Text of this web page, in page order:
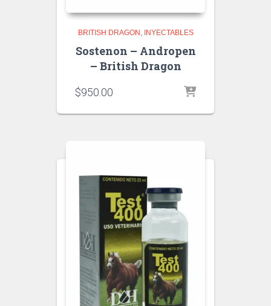
BRITISH DRAGON INYECTABLES
Sostenon – Andropen
– British Dragon
$950.00